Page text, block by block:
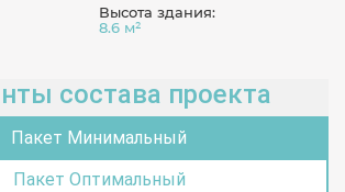
Высота здания:
8.6 м²
состава проекта
Пакет Минимальный
Пакет Оптимальный